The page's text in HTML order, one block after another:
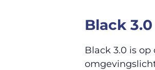
Black 3.0
Black 3.0 is